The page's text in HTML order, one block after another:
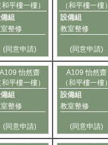
和平樓一樓）
組
整修
(同意申請)
（和平樓一樓）
設備組
教室整修
(同意申請)
A109 怡然齋
和平樓一樓）
組
整修
(同意申請)
A109 怡然齋
（和平樓一樓）
設備組
教室整修
(同意申請)